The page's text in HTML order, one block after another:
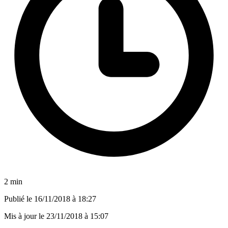
2 min
Publié le 16/11/2018 à 18:27
Mis à jour le 23/11/2018 à 15:07